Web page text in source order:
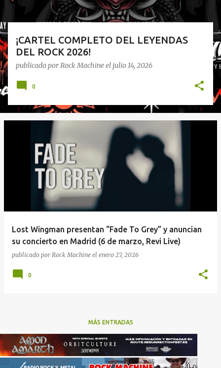
s
¡CARTEL COMPLETO DEL LEYENDAS
DEL ROCK 2026!
publicado porRock Machineel julio 14, 2026
0
Lost Wingman presentan “Fade To Grey” y anuncian
su concierto en Madrid (6 de marzo, Revi Live)
publicado por Rock Machine el enero 27, 2026
0
MÁS ENTRADAS